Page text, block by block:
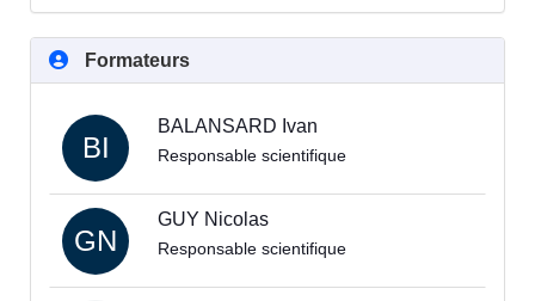
Formateurs
BI
BALANSARD Ivan
Responsable scientifique
GN
GUY Nicolas
Responsable scientifique